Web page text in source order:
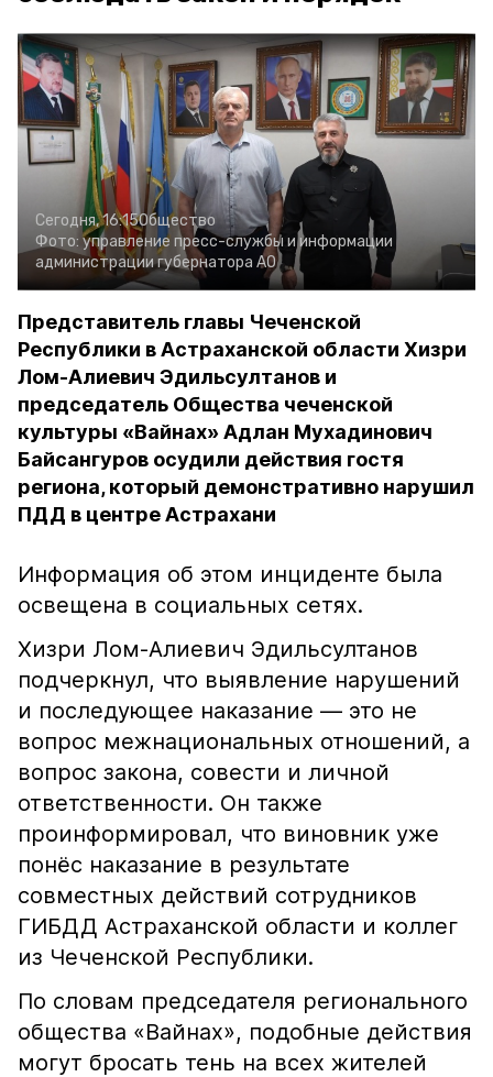
Сегодня, 16:15Общество
Фото: управление пресс-службы и информации
администрации губернатора АО
Представитель главы Чеченской
Республики в Астраханской области Хизри
Лом-Алиевич Эдильсултанов и
председатель Общества чеченской
культуры «Вайнах» Адлан Мухадинович
Байсангуров осудили действия гостя
региона, который демонстративно нарушил
ПДД в центре Астрахани
Информация об этом инциденте была
освещена в социальных сетях.
Хизри Лом-Алиевич Эдильсултанов
подчеркнул, что выявление нарушений
и последующее наказание — это не
вопрос межнациональных отношений, а
вопрос закона, совести и личной
ответственности. Он также
проинформировал, что виновник уже
понёс наказание в результате
совместных действий сотрудников
ГИБДД Астраханской области и коллег
из Чеченской Республики.
По словам председателя регионального
общества «Вайнах», подобные действия
могут бросать тень на всех жителей